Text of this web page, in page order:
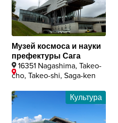
Музей космоса и науки
префектуры Сага
16351 Nagashima, Takeo-
cho, Takeo-shi, Saga-ken
Культура